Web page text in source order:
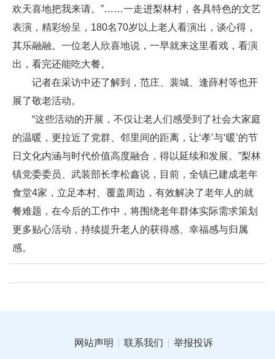
欢天喜地把我来请。”……一走进梨林村，各具特色的文艺
表演，精彩纷呈，180名70岁以上老人看演出，谈心得，
其乐融融。一位老人欣喜地说，一早就来这里看戏，看演
出，看完还能吃大餐。
记者在采访中还了解到，范庄、裴城、逢薛村等也开
展了敬老活动。
“这些活动的开展，不仅让老人们感受到了社会大家庭
的温暖，更拉近了党群、邻里间的距离，让‘孝’与‘暖’的节
日文化内涵与时代价值高度融合，得以延续和发展。”梨林
镇党委委员、武装部长李松鑫说，目前，全镇已建成老年
食堂4家，立足本村、覆盖周边，有效解决了老年人的就
餐难题，在今后的工作中，将围绕老年群体实际需求策划
更多贴心活动，持续提升老人的获得感、幸福感与归属
感。
网站声明 联系我们 举报投诉